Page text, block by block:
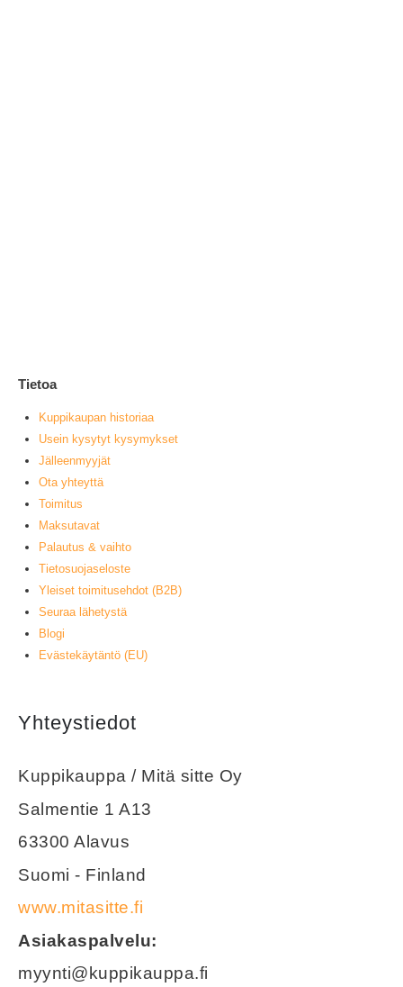
Tietoa
Kuppikaupan historiaa
Usein kysytyt kysymykset
Jälleenmyyjät
Ota yhteyttä
Toimitus
Maksutavat
Palautus & vaihto
Tietosuojaseloste
Yleiset toimitusehdot (B2B)
Seuraa lähetystä
Blogi
Evästekäytäntö (EU)
Yhteystiedot
Kuppikauppa / Mitä sitte Oy
Salmentie 1 A13
63300 Alavus
Suomi - Finland
www.mitasitte.fi
Asiakaspalvelu:
myynti@kuppikauppa.fi